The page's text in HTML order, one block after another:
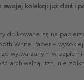
kolekcji już dziś i
drukowane są na
White Paper –
wytwarzanym w
archiwalną, tzn. nie